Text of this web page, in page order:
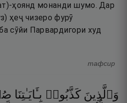
ҳоянд монанди шумо. Дар
ҳеҷ чизеро фурӯ
сӯйи Парвардигори худ
тафсир
وَٱلَّذِينَ كَذَّبُوا۟ بِـَٔايَـٰتِنَا